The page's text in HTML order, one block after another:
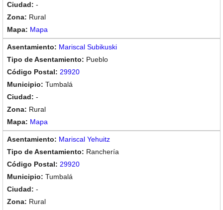
-
Rural
Mapa
Mariscal Subikuski
Pueblo
29920
Tumbalá
-
Rural
Mapa
Mariscal Yehuitz
Ranchería
29920
Tumbalá
-
Rural